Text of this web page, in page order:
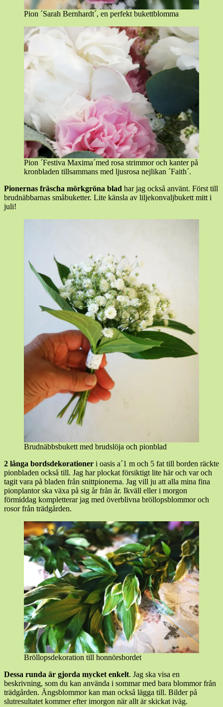
Pion ´Sarah Bernhardt´, en perfekt bukettblomma
Pion ´Festiva Maxima´med rosa strimmor och kanter på
kronbladen tillsammans med ljusrosa nejlikan ´Faith´.
Pionernas fräscha mörkgröna blad har jag också använt. Först till
brudnäbbarnas småbuketter. Lite känsla av liljekonvaljbukett mitt i
juli!
Brudnäbbsbukett med brudslöja och pionblad
2 långa bordsdekorationer i oasis a´1 m och 5 fat till borden räckte
pionbladen också till. Jag har plockat försiktigt lite här och var och
tagit vara på bladen från snittpionerna. Jag vill ju att alla mina fina
pionplantor ska växa på sig år från år. Ikväll eller i morgon
förmiddag kompletterar jag med överblivna bröllopsblommor och
rosor från trädgården.
Bröllopsdekoration till honnörsbordet
Dessa runda är gjorda mycket enkelt. Jag ska visa en
beskrivning, som du kan använda i sommar med bara blommor från
trädgården. Ängsblommor kan man också lägga till. Bilder på
slutresultatet kommer efter imorgon när allt är skickat iväg.